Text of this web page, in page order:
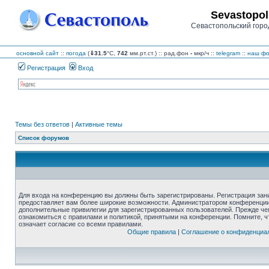
Севастопольский
основной сайт :: погода (⇓31.5°C, 742 мм.рт.ст.) :: рад.фон - мкр/ч :: telegram :: наш
Регистрация Вход
Темы без ответов | Активные темы
Список форумов
Для входа на конференцию вы должны быть зарегистрированы. Регистрация
предоставляет вам более широкие возможности. Администратором
дополнительные привилегии для зарегистрированных пользователей. Прежде
ознакомиться с правилами и политикой, принятыми на конференции. Помните,
означает согласие со всеми правилами.
Общие правила| Соглашение о